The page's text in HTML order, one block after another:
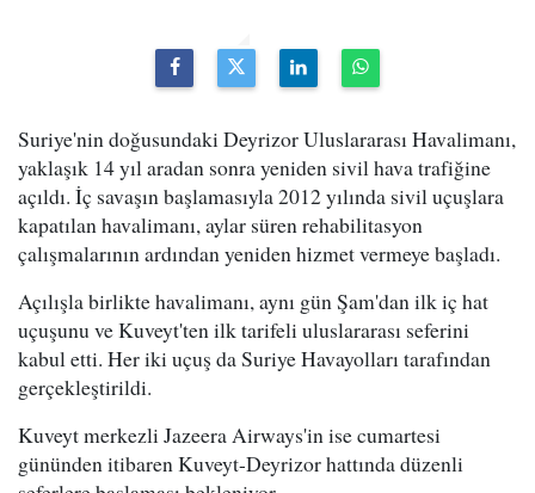
Suriye'nin doğusundaki Deyrizor Uluslararası Havalimanı,
yaklaşık 14 yıl aradan sonra yeniden sivil hava trafiğine
açıldı. İç savaşın başlamasıyla 2012 yılında sivil uçuşlara
kapatılan havalimanı, aylar süren rehabilitasyon
çalışmalarının ardından yeniden hizmet vermeye başladı.
Açılışla birlikte havalimanı, aynı gün Şam'dan ilk iç hat
uçuşunu ve Kuveyt'ten ilk tarifeli uluslararası seferini
kabul etti. Her iki uçuş da Suriye Havayolları tarafından
gerçekleştirildi.
Kuveyt merkezli Jazeera Airways'in ise cumartesi
gününden itibaren Kuveyt-Deyrizor hattında düzenli